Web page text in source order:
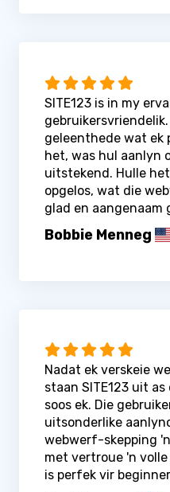
SITE123 is in my
geleenthede wat ek
het, was hul aanlyn
uitstekend. Hulle
opgelos, wat die
glad en aangenaam
Bobbie Menneg
Nadat ek verskeie
staan ​​SITE123 uit
soos ek. Die
uitsonderlike
webwerf-skepping 'n
met vertroue 'n
is perfek vir